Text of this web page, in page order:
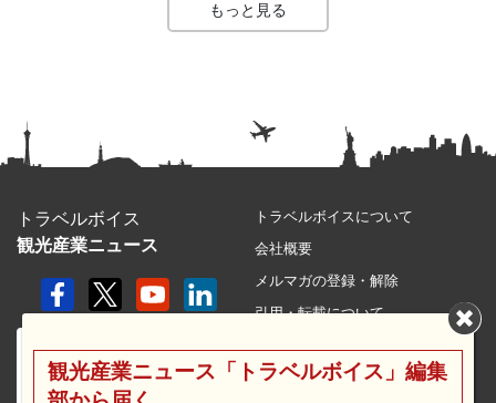
もっと見る
トラベルボイス
観光産業ニュース
トラベルボイスについて
会社概要
メルマガの登録・解除
引用・転載について
利用規約
観光産業ニュース「トラベルボイス」編集